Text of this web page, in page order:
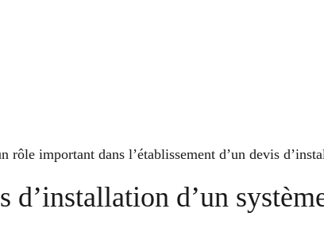
rôle important dans l’établissement d’un devis
d’installation d’un